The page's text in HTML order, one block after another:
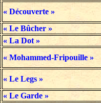
« Découverte »
« Le Bûcher »
« La Dot »
« Mohammed-Fripouille »
« Le Legs »
« Le Garde »